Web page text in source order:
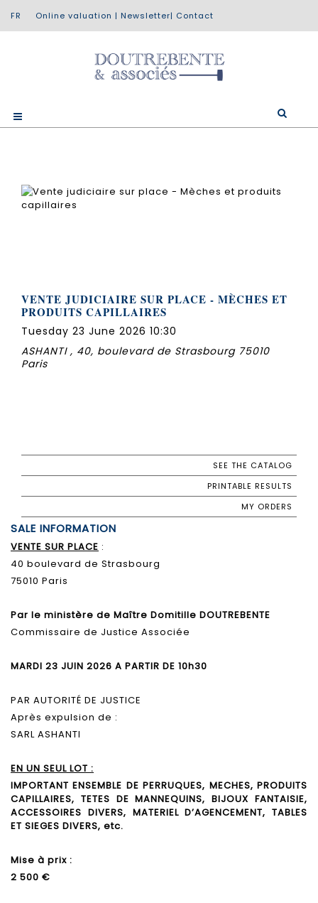
Online valuation | Newsletter| Contact
VENTE JUDICIAIRE SUR PLACE - MÈCHES ET
PRODUITS CAPILLAIRES
Tuesday 23 June 2026 10:30
ASHANTI , 40, boulevard de Strasbourg 75010
Paris
SEE THE CATALOG
PRINTABLE RESULTS
MY ORDERS
SALE INFORMATION
VENTE SUR PLACE :
40 boulevard de Strasbourg
75010 Paris
Par le ministère de Maître Domitille DOUTREBENTE
Commissaire de Justice Associée
MARDI 23 JUIN 2026 A PARTIR DE 10h30
PAR AUTORITÉ DE JUSTICE
Après expulsion de :
SARL ASHANTI
EN UN SEUL LOT :
IMPORTANT ENSEMBLE DE PERRUQUES, MECHES, PRODUITS
CAPILLAIRES, TETES DE MANNEQUINS, BIJOUX FANTAISIE,
ACCESSOIRES DIVERS, MATERIEL D’AGENCEMENT, TABLES
ET SIEGES DIVERS, etc.
Mise à prix :
2 500 €